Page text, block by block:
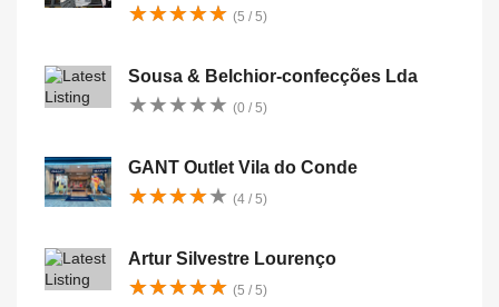
★★★★★
★★★★★ (5 / 5)
Sousa & Belchior-confecções Lda
★★★★★
★★★★★ (0 / 5)
GANT Outlet Vila do Conde
★★★★★
★★★★★ (4 / 5)
Artur Silvestre Lourenço
★★★★★
★★★★★ (5 / 5)